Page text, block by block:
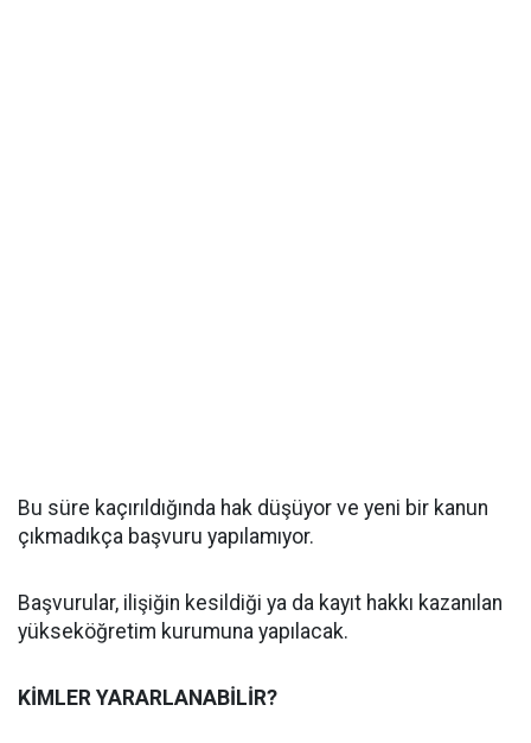
Bu süre kaçırıldığında hak düşüyor ve yeni bir kanun
çıkmadıkça başvuru yapılamıyor.
Başvurular, ilişiğin kesildiği ya da kayıt hakkı kazanılan
yükseköğretim kurumuna yapılacak.
KİMLER YARARLANABİLİR?